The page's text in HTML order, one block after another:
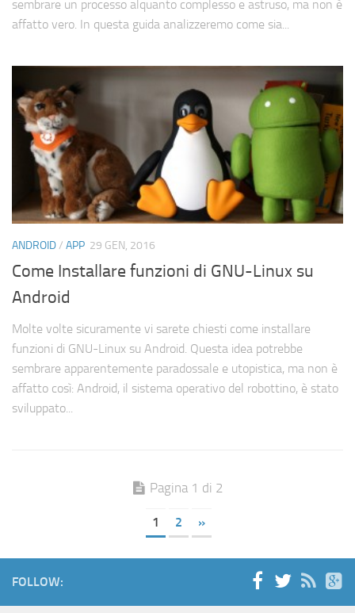
sembrare un processo alquanto complesso e astruso, ma non è
affatto vero. In questa guida analizzeremo come sia...
ANDROID/ APP 29 GEN, 2016
Come Installare funzioni di GNU-Linux su
Android
Molte volte sicuramente vi sarete chiesti come installare
funzioni di GNU-Linux su Android. Questa idea potrebbe
sembrare apparentemente paradossale e utopistica, ma non è
affatto così: Android, il sistema operativo del robottino, è stato
sviluppato...
Pagina 1 di 2
1 2 »
FOLLOW: